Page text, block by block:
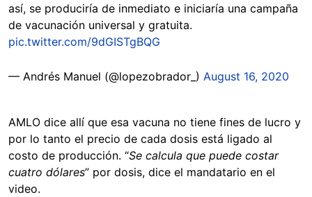
así, se produciría de inmediato e iniciaría una campaña
de vacunación universal y gratuita.
pic.twitter.com/9dGISTgBQG
— Andrés Manuel (@lopezobrador_) August 16, 2020
AMLO dice allí que esa vacuna no tiene fines de lucro y
por lo tanto el precio de cada dosis está ligado al
costo de producción. “Se calcula que puede costar
cuatro dólares” por dosis, dice el mandatario en el
video.